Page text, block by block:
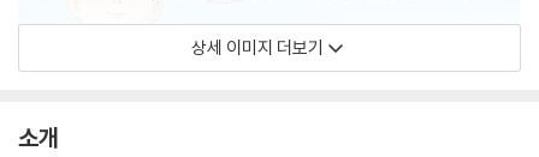
상세 이미지 더보기
소개